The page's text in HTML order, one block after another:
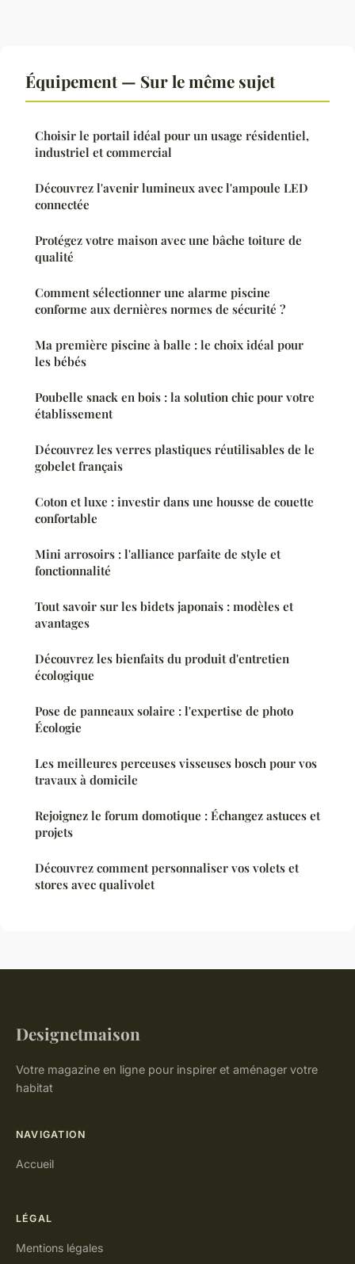
Équipement — Sur le même sujet
Choisir le portail idéal pour un usage résidentiel,
industriel et commercial
Découvrez l'avenir lumineux avec l'ampoule LED
connectée
Protégez votre maison avec une bâche toiture de
qualité
Comment sélectionner une alarme piscine
conforme aux dernières normes de sécurité ?
Ma première piscine à balle : le choix idéal pour
les bébés
Poubelle snack en bois : la solution chic pour votre
établissement
Découvrez les verres plastiques réutilisables de le
gobelet français
Coton et luxe : investir dans une housse de couette
confortable
Mini arrosoirs : l'alliance parfaite de style et
fonctionnalité
Tout savoir sur les bidets japonais : modèles et
avantages
Découvrez les bienfaits du produit d'entretien
écologique
Pose de panneaux solaire : l'expertise de photo
Écologie
Les meilleures perceuses visseuses bosch pour vos
travaux à domicile
Rejoignez le forum domotique : Échangez astuces et
projets
Découvrez comment personnaliser vos volets et
stores avec qualivolet
Designetmaison
Votre magazine en ligne pour inspirer et aménager votre
habitat
NAVIGATION
Accueil
LÉGAL
Mentions légales